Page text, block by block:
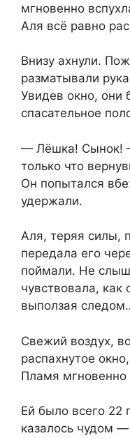
мгновенно
Аля всё равно
Внизу ахнули.
разматывали
Увидев окно, они
спасательное
— Лёшка! Сынок!
только что
Он попытался
удержали.
Аля, теряя силы,
передала его
поймали. Не
чувствовала, как
выползая
Свежий воздух,
распахнутое
Пламя мгновенно
Ей было всего 22
казалось чудом